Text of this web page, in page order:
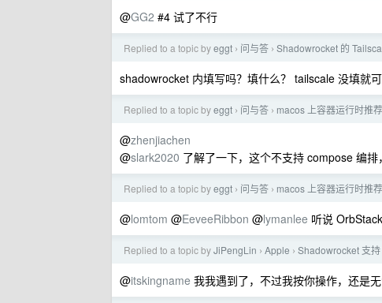
@GG2 #4 试了不行
Replied to a topic byeggt › 问与答 › Shadowrocket 的
shadowrocket 内填写吗？填什么？ tailscale 没填就
Replied to a topic byeggt › 问与答 › macos 上容器运行时推
@zhenjiachen
@slark2020 了解了一下，这个不支持 compose 编排
Replied to a topic byeggt › 问与答 › macos 上容器运行时推
@lomtom @EeveeRibbon @lymanlee 听说
Replied to a topic byJiPengLin › Apple › Shadowrocket 支持
@itskingname 我我遇到了，不过我按你操作，还是